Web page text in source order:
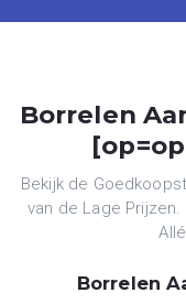
Borrelen
Bekijk de
van de Lage
Borrelen